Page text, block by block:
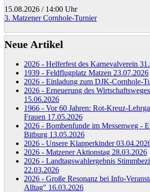
15.08.2026 / 14:00 Uhr
3. Matzener Cornhole-Turnier
Neue Artikel
2026 - Helferfest des Karnevalverein
1939 - Feldflugplatz Matzen 23.07.2026
2026 - Einladung zum DJK-Cornhole-
2026 - Erneuerung des
15.06.2026
1966 - Vor 60 Jahren: Rot-Kreuz-
Frauen 17.05.2026
2026 - Bombenfunde im Messenweg -
Bitburg 13.05.2026
2026 - Unsere Klapperkinder
2026 - Matzener Aktionstag 28.03.2026
2026 - Landtagswahlergebnis
22.03.2026
2026 - Große Resonanz bei Info-
Alltag" 16.03.2026